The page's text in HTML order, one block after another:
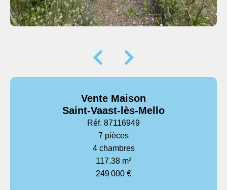
Vente Maison
Saint-Vaast-lès-Mello
Réf. 87116949
7 pièces
4 chambres
117.38 m²
249 000 €